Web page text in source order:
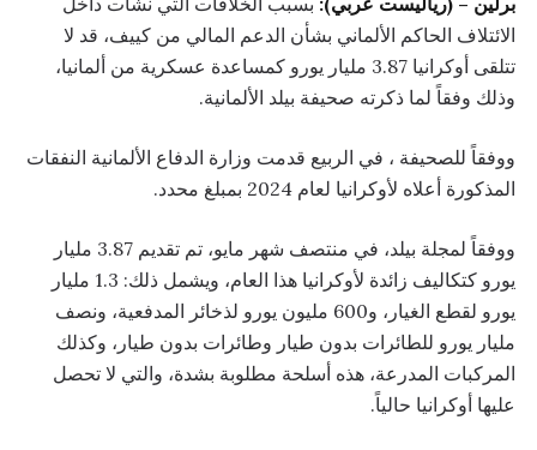
الائتلاف الحاكم الألماني بشأن الدعم المالي من كييف، قد لا
تتلقى أوكرانيا 3.87 مليار يورو كمساعدة عسكرية من ألمانيا،
وذلك وفقاً لما ذكرته صحيفة بيلد الألمانية.
ووفقاً للصحيفة ، في الربيع قدمت وزارة الدفاع الألمانية النفقات
المذكورة أعلاه لأوكرانيا لعام 2024 بمبلغ محدد.
ووفقاً لمجلة بيلد، في منتصف شهر مايو، تم تقديم 3.87 مليار
يورو كتكاليف زائدة لأوكرانيا هذا العام، ويشمل ذلك: 1.3 مليار
يورو لقطع الغيار، و600 مليون يورو لذخائر المدفعية، ونصف
مليار يورو للطائرات بدون طيار وطائرات بدون طيار، وكذلك
المركبات المدرعة، هذه أسلحة مطلوبة بشدة، والتي لا تحصل
عليها أوكرانيا حالياً.